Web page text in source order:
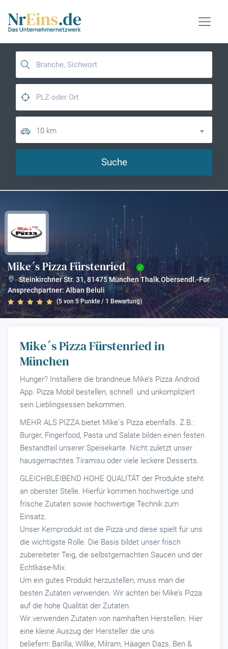
10 km
Suche
Mike´s Pizza Fürstenried ?
Steinkirchner Str. 31,81475München Thalk.Obersendl.-For
Ansprechpartner: Alban Beluli
(5von5Punkte / 1 Bewertung)
Mike´s Pizza Fürstenried in
München
Hunger? Installiere die brandneue Mike’s Pizza Android
App. Pizza Mobil bestellen, schnell und unkompliziert
sein Lieblingsessen bekommen.
MEHR ALS PIZZA bietet Mike`s Pizza ebenfalls. Z.B.:
Burger, Fingerfood, Pasta und Salate bilden einen festen
Bestandteil unserer Speisekarte. Nicht zuletzt unser
hausgemachtes Tiramisu oder viele leckere Desserts.
GLEICHBLEIBEND HOHE QUALITÄT der Produkte steht
an oberster Stelle. Hierfür kommen hochwertige und
frische Zutaten sowie hochwertige Technik zum
Einsatz.
Unser Kernprodukt ist die Pizza und diese spielt für uns
die wichtigste Rolle. Die Basis bildet unser frisch
zubereiteter Teig, die selbstgemachten Saucen und der
Echtkäse-Mix.
Um ein gutes Produkt herzustellen, muss man die
besten Zutaten verwenden. Wir achten bei Mike’s Pizza
auf die hohe Qualität der Zutaten.
Wir verwenden Zutaten von namhaften Herstellen. Hier
eine kleine Auszug der Hersteller die uns
beliefern: Barilla, Willke, Milram, Häagen Dazs, Ben &